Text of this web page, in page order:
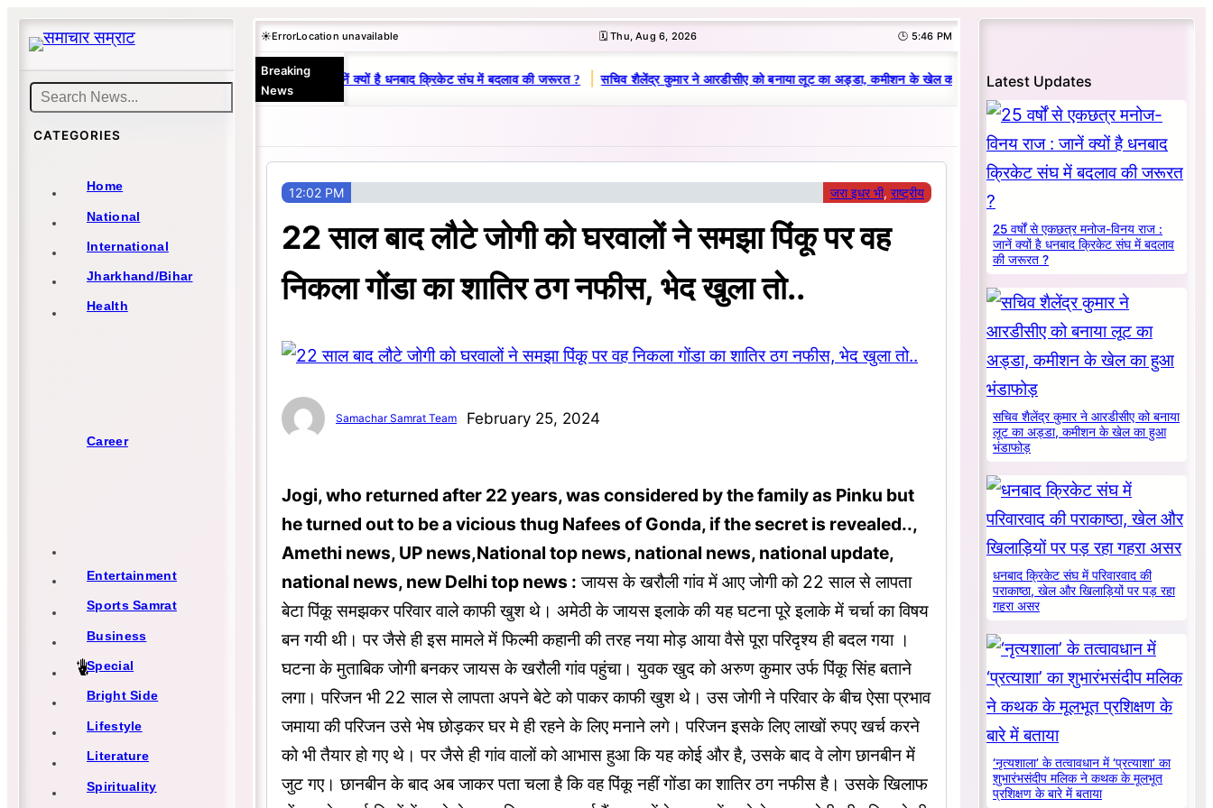
Skip
content
Search
CATEGORIES
Home
National
International
Jharkhand/Bihar
Health
Career
Entertainment
Sports Samrat
Business
Special
Bright Side
Lifestyle
Literature
Spirituality
☀️ErrorLocation unavailable 🗓️ Thu, Aug 6, 2026 🕒 5:46 PM
Breaking
News
25 वर्षों से एकछत्र मनोज-विनय राज : जानें क्यों है धनबाद क्रिकेट संघ में बदलाव की जरूरत ? | सचिव शैलेंद्र कुमार ने आरडीसीए को बनाया लूट का अड्डा, कमीशन के खेल का हुआ भंडाफोड़ | धनबाद क्रिकेट संघ में परिवारवाद की
12:02 PM जरा इधर भी, राष्ट्रीय
22 साल बाद लौटे जोगी को घरवालों ने समझा पिंकू पर वह
निकला गोंडा का शातिर ठग नफीस, भेद खुला तो..
Samachar Samrat Team February 25, 2024
Jogi, who returned after 22 years, was considered by the family as Pinku but
he turned out to be a vicious thug Nafees of Gonda, if the secret is revealed..,
Amethi news, UP news,National top news, national news, national update,
national news, new Delhi top news : जायस के खरौली गांव में आए जोगी को 22 साल से लापता
बेटा पिंकू समझकर परिवार वाले काफी खुश थे। अमेठी के जायस इलाके की यह घटना पूरे इलाके में चर्चा का विषय
बन गयी थी। पर जैसे ही इस मामले में फिल्मी कहानी की तरह नया मोड़ आया वैसे पूरा परिदृश्य ही बदल गया ।
घटना के मुताबिक जोगी बनकर जायस के खरौली गांव पहुंचा। युवक खुद को अरुण कुमार उर्फ पिंकू सिंह बताने
लगा। परिजन भी 22 साल से लापता अपने बेटे को पाकर काफी खुश थे। उस जोगी ने परिवार के बीच ऐसा प्रभाव
जमाया की परिजन उसे भेष छोड़कर घर मे ही रहने के लिए मनाने लगे। परिजन इसके लिए लाखों रुपए खर्च करने
को भी तैयार हो गए थे। पर जैसे ही गांव वालों को आभास हुआ कि यह कोई और है, उसके बाद वे लोग छानबीन में
जुट गए। छानबीन के बाद अब जाकर पता चला है कि वह पिंकू नहीं गोंडा का शातिर ठग नफीस है। उसके खिलाफ
Latest Updates
25 वर्षों से एकछत्र मनोज-विनय राज :
जानें क्यों है धनबाद क्रिकेट संघ में बदलाव
की जरूरत ?
सचिव शैलेंद्र कुमार ने आरडीसीए को बनाया
लूट का अड्डा, कमीशन के खेल का हुआ
भंडाफोड़
धनबाद क्रिकेट संघ में परिवारवाद की
पराकाष्ठा, खेल और खिलाड़ियों पर पड़ रहा
गहरा असर
‘नृत्यशाला’ के तत्वावधान में ‘प्रत्याशा’ का
शुभारंभसंदीप मलिक ने कथक के मूलभूत
प्रशिक्षण के बारे में बताया